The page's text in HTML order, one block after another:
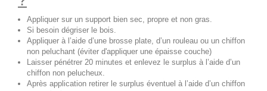
Appliquer sur un support bien sec, propre et non gras.
Si besoin dégriser le bois.
Appliquer à l’aide d’une brosse plate, d’un rouleau ou un chiffon
non peluchant (éviter d'appliquer une épaisse couche)
Laisser pénétrer 20 minutes et enlevez le surplus à l’aide d’un
chiffon non pelucheux.
Après application retirer le surplus éventuel à l’aide d’un chiffon